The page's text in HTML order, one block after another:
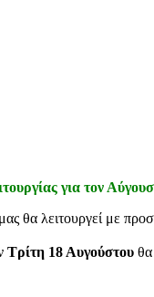
για τον
θα λειτουργεί με
Τρίτη 18 Αυγούστου θα